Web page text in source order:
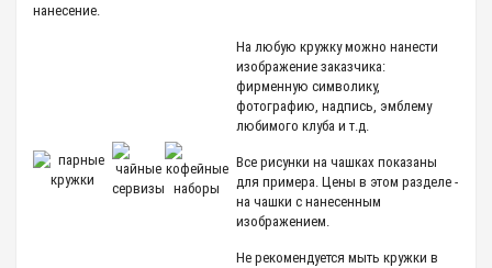
нанесение.
На любую кружку можно нанести
изображение заказчика:
фирменную символику,
фотографию, надпись, эмблему
любимого клуба и т.д.
Все рисунки на чашках показаны
для примера. Цены в этом разделе -
на чашки с нанесенным
изображением.
Не рекомендуется мыть кружки в